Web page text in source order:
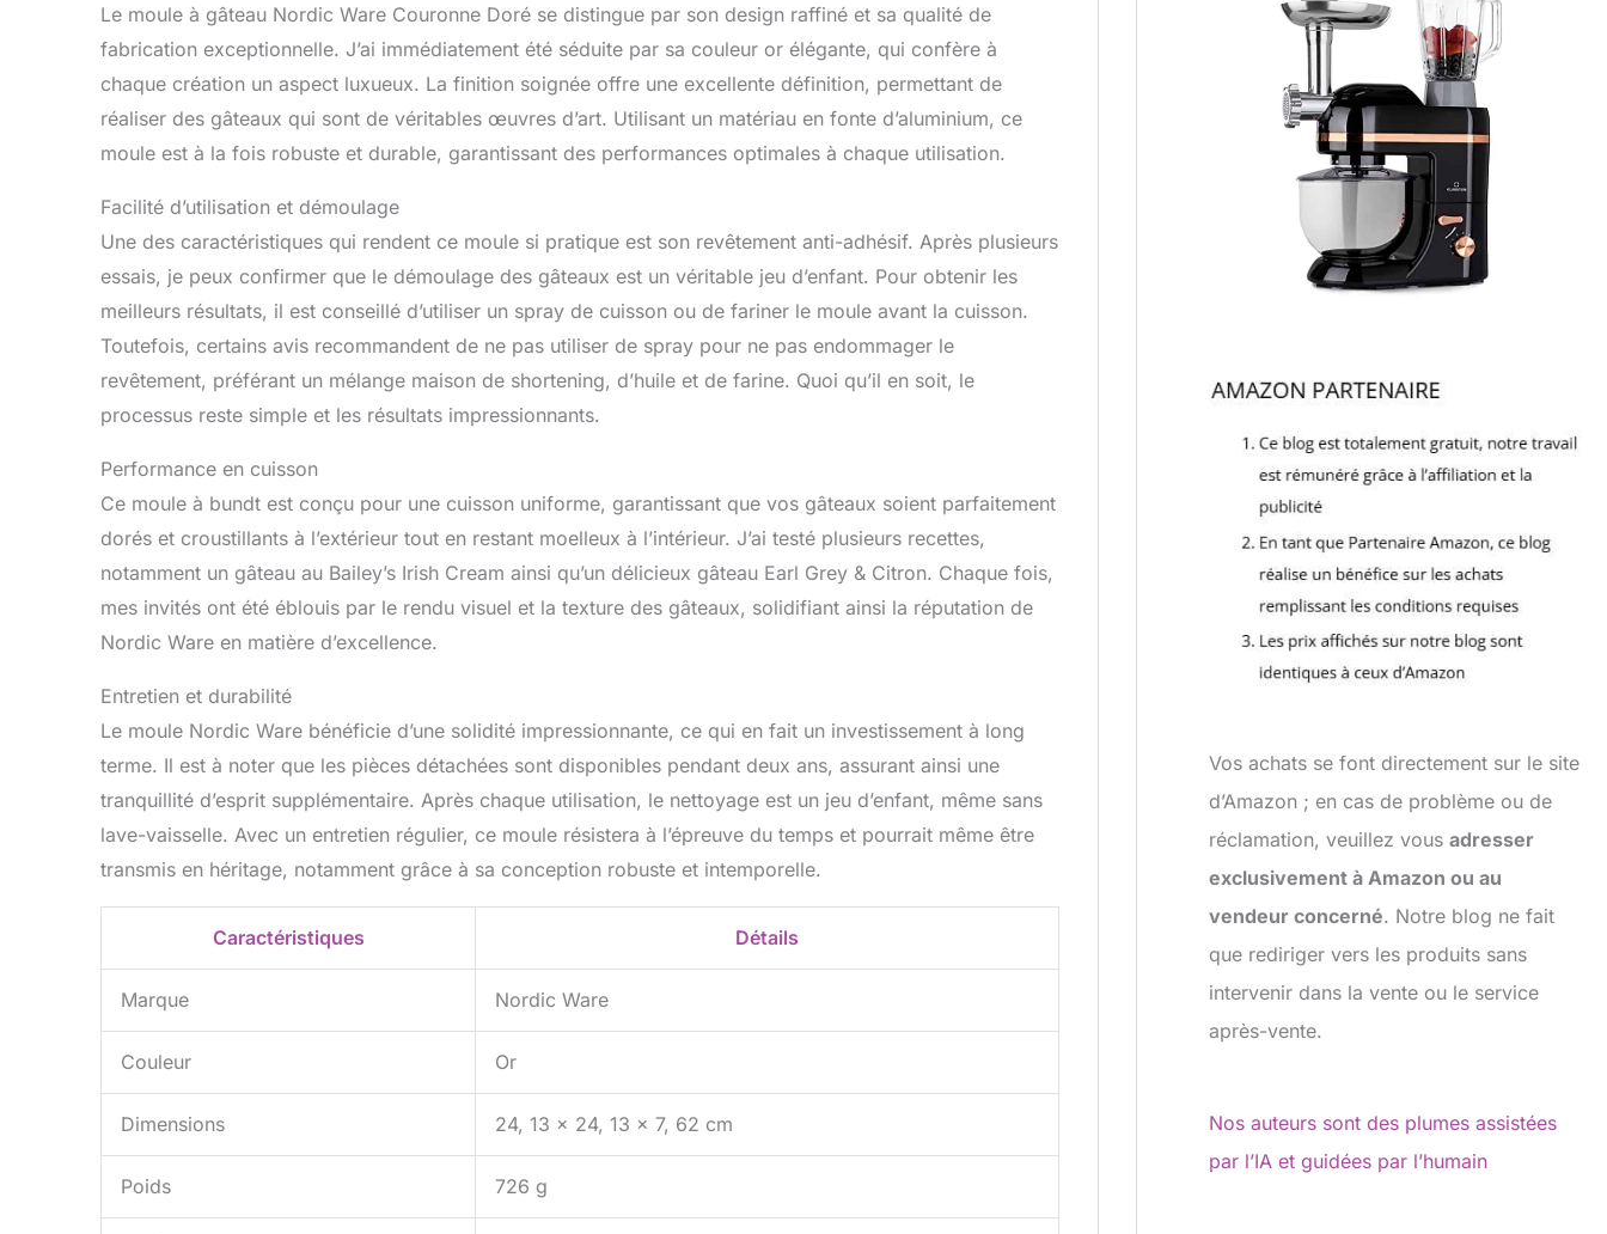
Le moule à gâteau Nordic Ware Couronne Doré se distingue par son design raffiné et sa qualité de
fabrication exceptionnelle. J’ai immédiatement été séduite par sa couleur or élégante, qui confère à
chaque création un aspect luxueux. La finition soignée offre une excellente définition, permettant de
réaliser des gâteaux qui sont de véritables œuvres d’art. Utilisant un matériau en fonte d’aluminium, ce
moule est à la fois robuste et durable, garantissant des performances optimales à chaque utilisation.
Facilité d’utilisation et démoulage
Une des caractéristiques qui rendent ce moule si pratique est son revêtement anti-adhésif. Après plusieurs
essais, je peux confirmer que le démoulage des gâteaux est un véritable jeu d’enfant. Pour obtenir les
meilleurs résultats, il est conseillé d’utiliser un spray de cuisson ou de fariner le moule avant la cuisson.
Toutefois, certains avis recommandent de ne pas utiliser de spray pour ne pas endommager le
revêtement, préférant un mélange maison de shortening, d’huile et de farine. Quoi qu’il en soit, le
processus reste simple et les résultats impressionnants.
Performance en cuisson
Ce moule à bundt est conçu pour une cuisson uniforme, garantissant que vos gâteaux soient parfaitement
dorés et croustillants à l’extérieur tout en restant moelleux à l’intérieur. J’ai testé plusieurs recettes,
notamment un gâteau au Bailey’s Irish Cream ainsi qu’un délicieux gâteau Earl Grey & Citron. Chaque fois,
mes invités ont été éblouis par le rendu visuel et la texture des gâteaux, solidifiant ainsi la réputation de
Nordic Ware en matière d’excellence.
Entretien et durabilité
Le moule Nordic Ware bénéficie d’une solidité impressionnante, ce qui en fait un investissement à long
terme. Il est à noter que les pièces détachées sont disponibles pendant deux ans, assurant ainsi une
tranquillité d’esprit supplémentaire. Après chaque utilisation, le nettoyage est un jeu d’enfant, même sans
lave-vaisselle. Avec un entretien régulier, ce moule résistera à l’épreuve du temps et pourrait même être
transmis en héritage, notamment grâce à sa conception robuste et intemporelle.
Caractéristiques Détails
Marque Nordic Ware
Couleur Or
Dimensions 24, 13 x 24, 13 x 7, 62 cm
Poids 726 g
Vos achats se font directement sur le site
d’Amazon ; en cas de problème ou de
réclamation, veuillez vousadresser
exclusivement à Amazon ou au
vendeur concerné. Notre blog ne fait
que rediriger vers les produits sans
intervenir dans la vente ou le service
après-vente.
Nos auteurs sont des plumes assistées
par l’IA et guidées par l’humain